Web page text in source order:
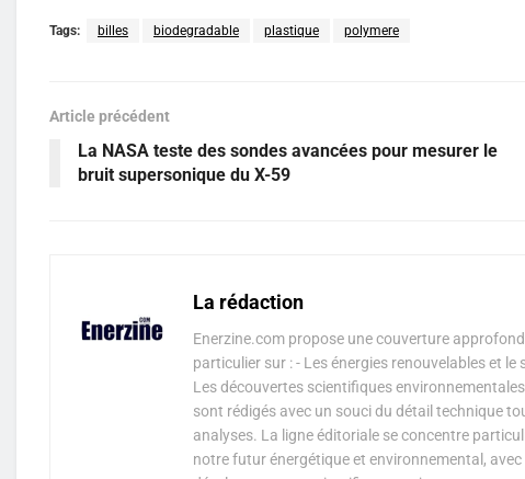
Tags: billes biodegradable plastique polymere
Article précédent
La NASA teste des sondes avancées pour mesurer le
bruit supersonique du X-59
La rédaction
Enerzine.com propose une couverture
particulier sur : - Les énergies renouvelables et
Les découvertes scientifiques
sont rédigés avec un souci du détail technique
analyses. La ligne éditoriale se concentre
notre futur énergétique et environnemental,